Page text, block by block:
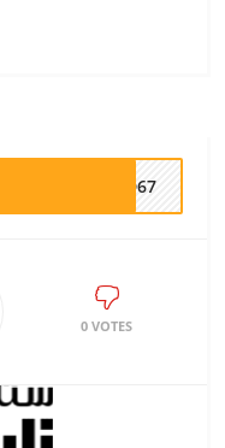
SD67
0 VOTES